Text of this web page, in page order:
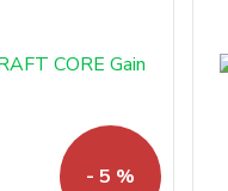
- 5 %